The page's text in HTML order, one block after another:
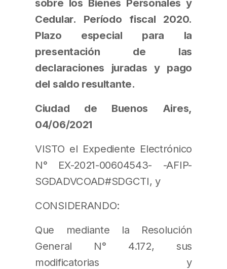
sobre los Bienes Personales y
Cedular. Período fiscal 2020.
Plazo especial para la
presentación de las
declaraciones juradas y pago
del saldo resultante.
Ciudad de Buenos Aires,
04/06/2021
VISTO el Expediente Electrónico
N° EX-2021-00604543- -AFIP-
SGDADVCOAD#SDGCTI, y
CONSIDERANDO:
Que mediante la Resolución
General N° 4.172, sus
modificatorias y